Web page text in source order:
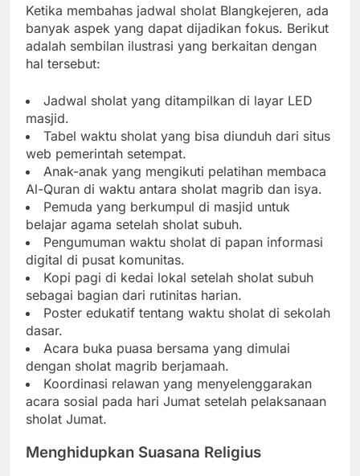
Ketika membahas jadwal sholat Blangkejeren, ada
banyak aspek yang dapat dijadikan fokus. Berikut
adalah sembilan ilustrasi yang berkaitan dengan
hal tersebut:
Jadwal sholat yang ditampilkan di layar LED
masjid.
Tabel waktu sholat yang bisa diunduh dari situs
web pemerintah setempat.
Anak-anak yang mengikuti pelatihan membaca
Al-Quran di waktu antara sholat magrib dan isya.
Pemuda yang berkumpul di masjid untuk
belajar agama setelah sholat subuh.
Pengumuman waktu sholat di papan informasi
digital di pusat komunitas.
Kopi pagi di kedai lokal setelah sholat subuh
sebagai bagian dari rutinitas harian.
Poster edukatif tentang waktu sholat di sekolah
dasar.
Acara buka puasa bersama yang dimulai
dengan sholat magrib berjamaah.
Koordinasi relawan yang menyelenggarakan
acara sosial pada hari Jumat setelah pelaksanaan
sholat Jumat.
Menghidupkan Suasana Religius